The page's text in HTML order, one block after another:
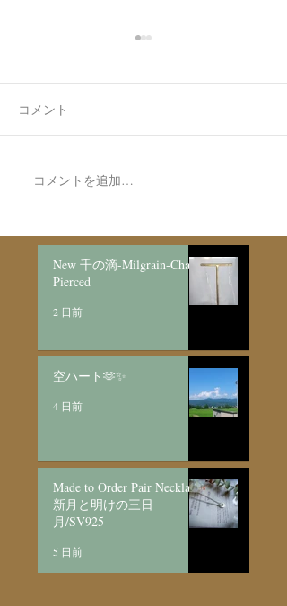
新作展＆SALE後半となり
コメント
コメントを追加…
New 千の滴-Milgrain-Chain
Pierced
2 日前
空ハート🫶✨
4 日前
Made to Order Pair Necklace
新月と明けの三日
月/SV925
5 日前